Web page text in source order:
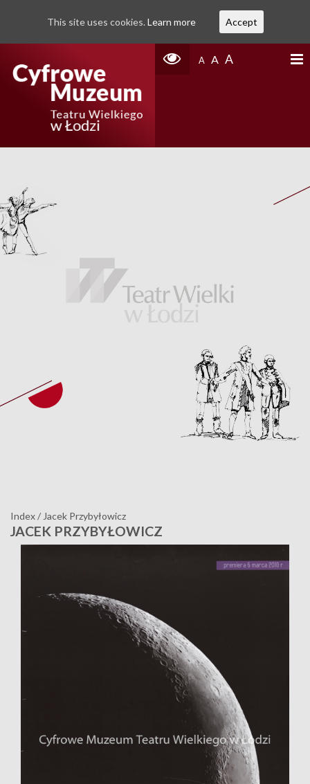
A A A
Index/ Jacek Przybyłowicz
JACEK PRZYBYŁOWICZ
This site uses cookies. Learn more Accept